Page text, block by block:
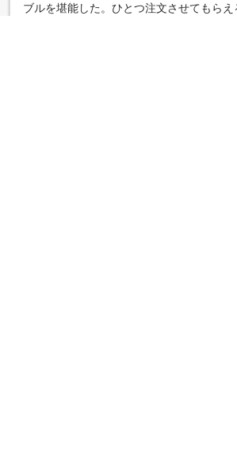
ブルを堪能した。ひとつ注文させてもらえ